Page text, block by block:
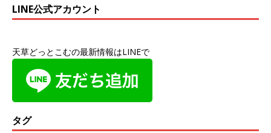
LINE公式アカウント
天草どっとこむの最新情報はLINEで
タグ